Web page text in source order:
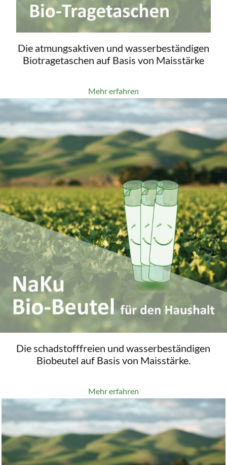
Die atmungsaktiven und wasserbeständigen
Biotragetaschen auf Basis von Maisstärke
Mehr erfahren
Die schadstofffreien und wasserbeständigen
Biobeutel auf Basis von Maisstärke.
Mehr erfahren